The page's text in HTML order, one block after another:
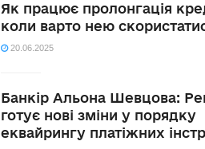
Як працює пролонгація
коли варто нею
20.06.2025
Банкір Альона Шевцова:
готує нові зміни у порядку
еквайрингу платіжних